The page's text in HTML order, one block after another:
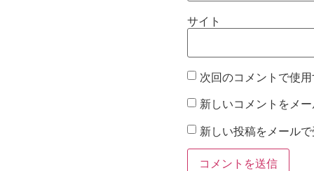
サイト
次回のコメントで使
新しいコメントをメ
新しい投稿をメール